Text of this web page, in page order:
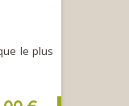
le plus